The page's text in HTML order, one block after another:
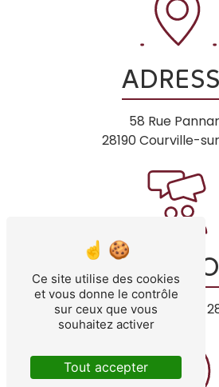
58 Rue
28190 Courville-
02 37 23 26
Ce site utilise des cookies
et vous donne le contrôle
sur ceux que vous
souhaitez activer
Tout accepter